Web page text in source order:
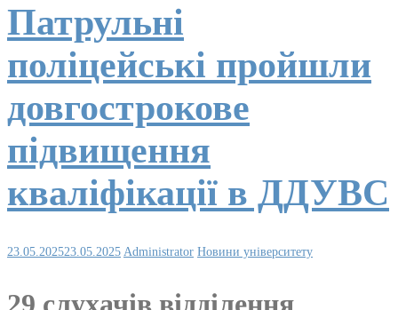
Патрульні
поліцейські пройшли
довгострокове
підвищення
кваліфікації в ДДУВС
23.05.202523.05.2025 Administrator Новини університету
29 слухачів відділення